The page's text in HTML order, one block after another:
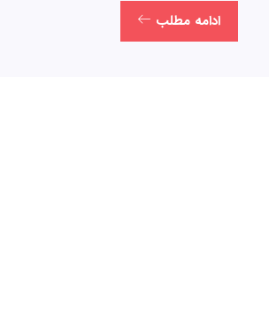
ادامه مطلب